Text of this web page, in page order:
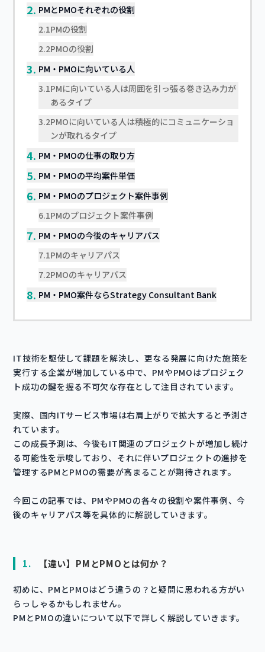
2. PMとPMOそれぞれの役割
2.1PMの役割
2.2PMOの役割
3. PM・PMOに向いている人
3.1PMに向いている人は周囲を引っ張る巻き込み力が
あるタイプ
3.2PMOに向いている人は積極的にコミュニケーショ
ンが取れるタイプ
4. PM・PMOの仕事の取り方
5. PM・PMOの平均案件単価
6. PM・PMOのプロジェクト案件事例
6.1PMのプロジェクト案件事例
7. PM・PMOの今後のキャリアパス
7.1PMのキャリアパス
7.2PMOのキャリアパス
8. PM・PMO案件ならStrategy Consultant Bank
IT技術を駆使して課題を解決し、更なる発展に向けた施策を
実行する企業が増加している中で、PMやPMOはプロジェク
ト成功の鍵を握る不可欠な存在として注目されています。
実際、国内ITサービス市場は右肩上がりで拡大すると予測さ
れています。
この成長予測は、今後もIT関連のプロジェクトが増加し続け
る可能性を示唆しており、それに伴いプロジェクトの進捗を
管理するPMとPMOの需要が高まることが期待されます。
今回この記事では、PMやPMOの各々の役割や案件事例、今
後のキャリアパス等を具体的に解説していきます。
1. 【違い】PMとPMOとは何か？
初めに、PMとPMOはどう違うの？と疑問に思われる方がい
らっしゃるかもしれません。
PMとPMOの違いについて以下で詳しく解説していきます。